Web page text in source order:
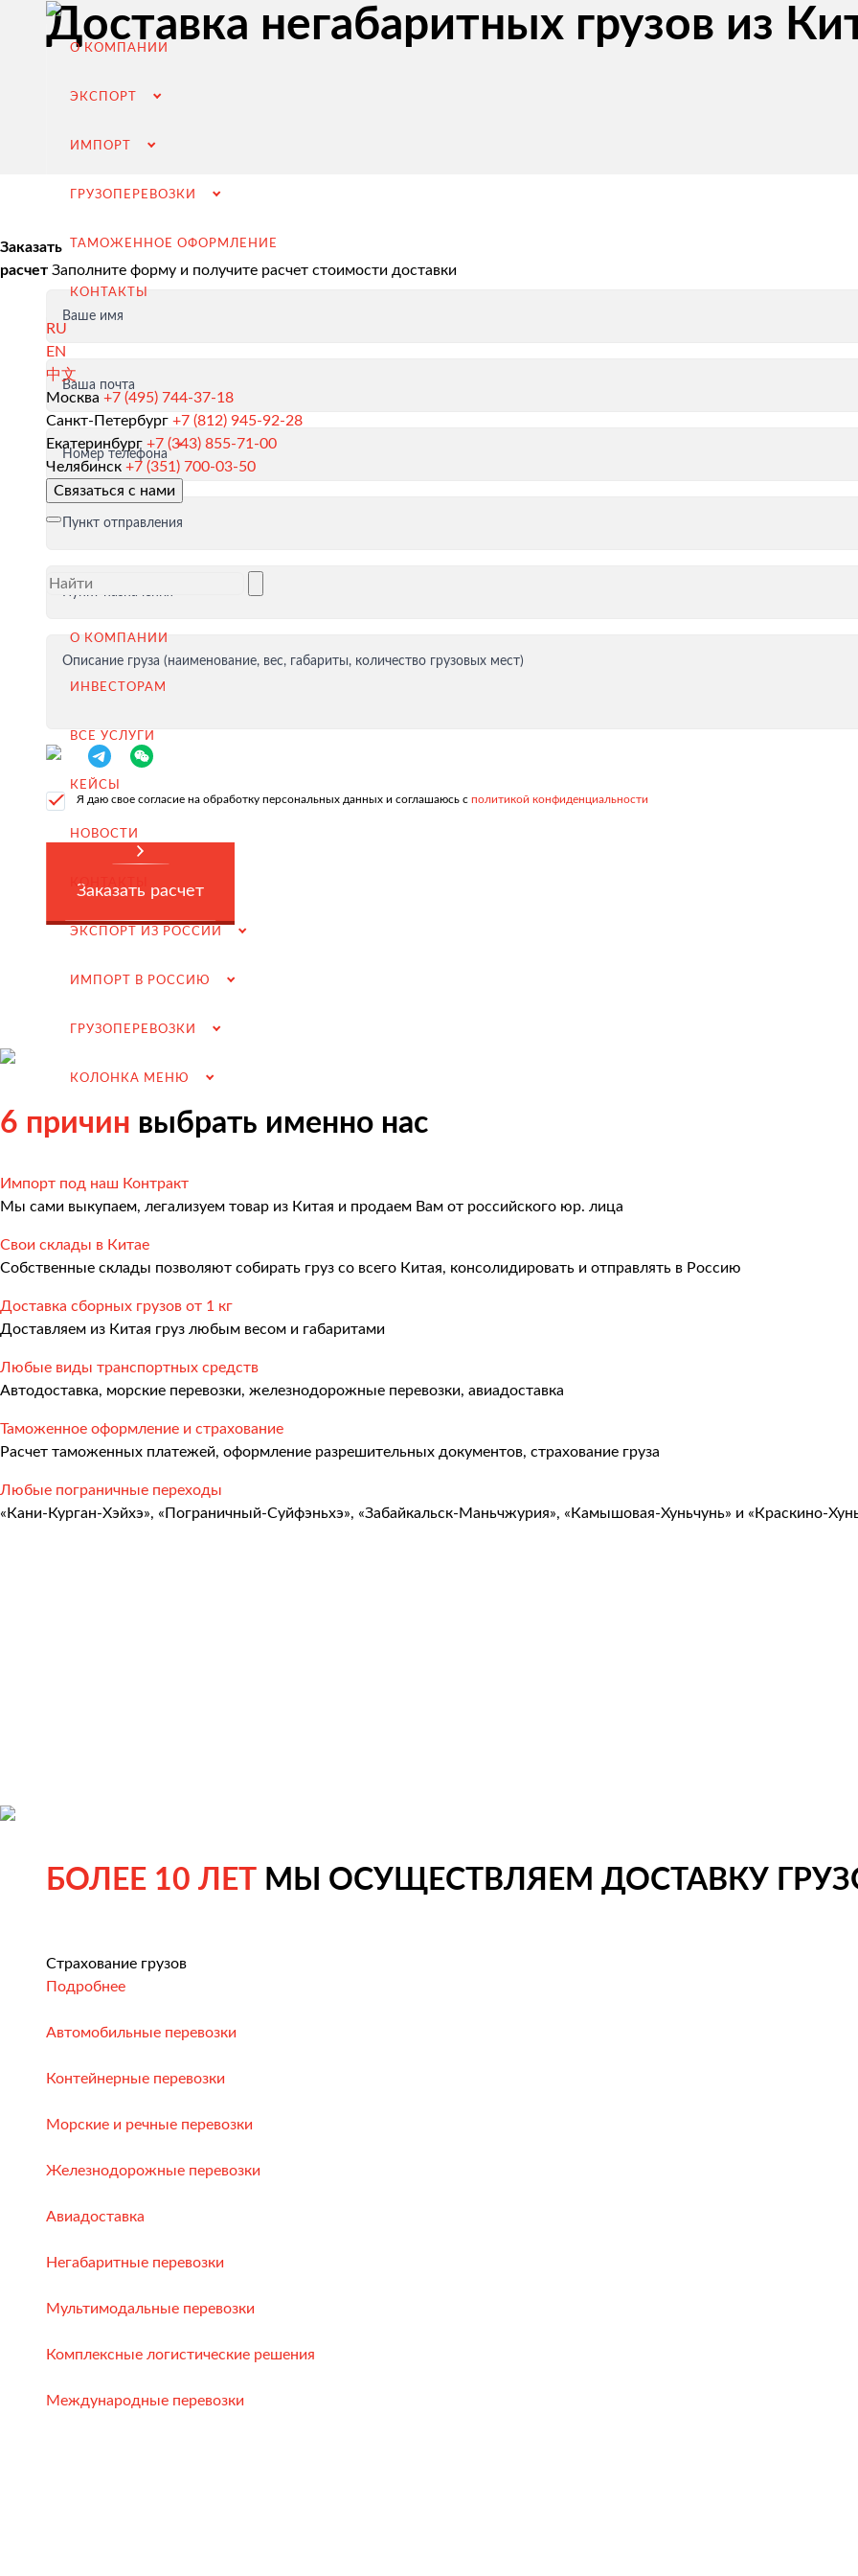
О КОМПАНИИ
ЭКСПОРТ
ИМПОРТ
ГРУЗОПЕРЕВОЗКИ
ТАМОЖЕННОЕ ОФОРМЛЕНИЕ
КОНТАКТЫ
RU
EN
中文
Москва +7 (495) 744-37-18
Санкт-Петербург +7 (812) 945-92-28
Екатеринбург +7 (343) 855-71-00
Челябинск +7 (351) 700-03-50
Связаться с нами
О КОМПАНИИ
ИНВЕСТОРАМ
ВСЕ УСЛУГИ
КЕЙСЫ
НОВОСТИ
КОНТАКТЫ
ЭКСПОРТ ИЗ РОССИИ
ИМПОРТ В РОССИЮ
ГРУЗОПЕРЕВОЗКИ
КОЛОНКА МЕНЮ
Экспорт из России
Заключение контрактов и согласование условий поставки
Таможенное оформление и разрешительная документация
Доставка товара иностранному покупателю
Завершение сделки
Продвижение на внешние рынки
Подбор поставщиков в России
(для иностранных компаний)
Импорт в Россию
Импорт из Китая
Заключение контрактов и согласование условий поставки
Таможенное оформление и разрешительная документация
Доставка товара российскому покупателю
Продвижение на российском рынке
.
Грузоперевозки из Китая
Международные перевозки
Автомобильные перевозки
Контейнерные перевозки
Морские и речные перевозки
Мультимодальные перевозки
Доставка негабаритных грузов из
Заказать
расчет Заполните форму и получите расчет стоимости доставки
Ваше имя
Ваша почта
Номер телефона
Пункт отправления
Пункт назначения
Описание груза (наименование, вес, габариты, количество грузовых мест)
Я даю свое согласие на обработку персональных данных и соглашаюсь с политикой конфиденциальности
Заказать расчет
6 причин выбрать именно нас
Импорт под наш Контракт
Мы сами выкупаем, легализуем товар из Китая и продаем Вам от российского юр. лица
Свои склады в Китае
Собственные склады позволяют собирать груз со всего Китая, консолидировать и отправлять в Россию
Доставка сборных грузов от 1 кг
Доставляем из Китая груз любым весом и габаритами
Любые виды транспортных средств
Автодоставка, морские перевозки, железнодорожные перевозки, авиадоставка
Таможенное оформление и страхование
Расчет таможенных платежей, оформление разрешительных документов, страхование груза
Любые пограничные переходы
«Кани-Курган-Хэйхэ», «Пограничный-Суйфэньхэ», «Забайкальск-Маньчжурия», «Камышовая-Хуньчунь» и «Краскино-
БОЛЕЕ 10 ЛЕТ МЫ ОСУЩЕСТВЛЯЕМ ДОСТАВКУ
Страхование грузов
Подробнее
Автомобильные перевозки
Контейнерные перевозки
Морские и речные перевозки
Железнодорожные перевозки
Авиадоставка
Негабаритные перевозки
Мультимодальные перевозки
Комплексные логистические решения
Международные перевозки